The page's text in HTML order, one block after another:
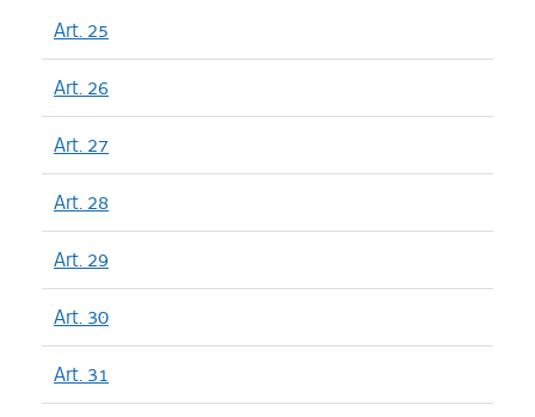
Art. 25
Art. 26
Art. 27
Art. 28
Art. 29
Art. 30
Art. 31